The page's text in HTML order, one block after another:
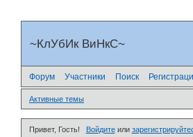
~КлУбИк ВиНкС~
Форум Участники Поиск
Активные темы
Привет, Гость! Войдитеили